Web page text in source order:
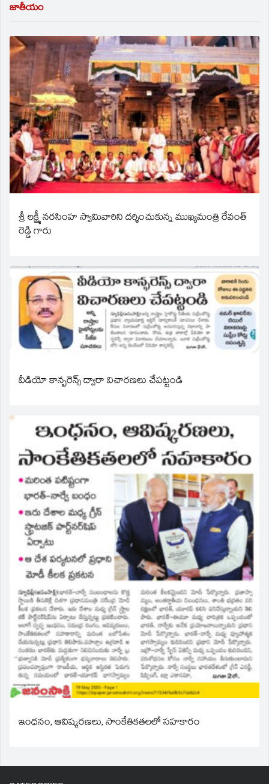
జాతీయం
శ్రీ లక్ష్మీ నరసింహ స్వామివారిని దర్శించుకున్న ముఖ్యమంత్రి రేవంత్
రెడ్డి గారు
వీడియో కాన్ఫరెన్స్ ద్వారా విచారణలు చేపట్టండి
ఇంధనం, ఆవిష్కరణలు, సాంకేతికతలలో సహకారం